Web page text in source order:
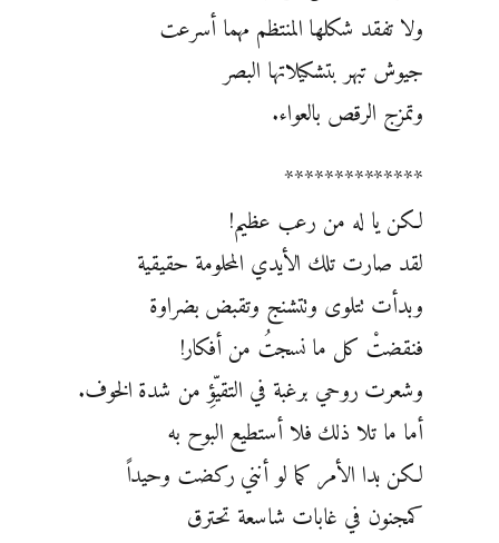
ولا تفقد شكلها المنتظم مهما أسرعت
جيوش تبهر بتشكيلاتها البصر
وتمزج الرقص بالعواء.
**************
لكن يا له من رعب عظيم!
لقد صارت تلك الأيدي المحلومة حقيقية
وبدأت تتلوى وتتشنج وتقبض بضراوة
فنقضتْ كل ما نسجتُ من أفكار!
وشعرت روحي برغبة في التقيّؤِ من شدة الخوف.
أما ما تلا ذلك فلا أستطيع البوح به
لكن بدا الأمر كما لو أنني ركضت وحيداً
كمجنون في غابات شاسعة تحترق